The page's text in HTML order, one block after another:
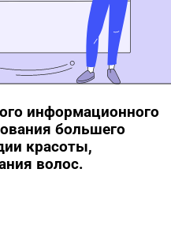
информационного
большего
красоты,
волос.